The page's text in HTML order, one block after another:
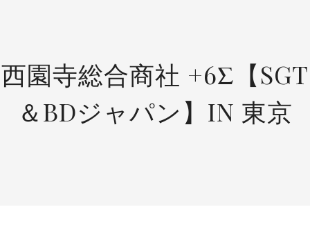
西園寺総合商社 +6Σ【SGT
＆BDジャパン】IN 東京